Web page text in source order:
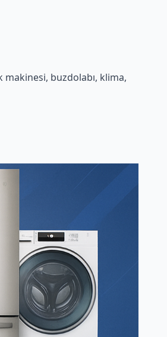
buzdolabı, klima,